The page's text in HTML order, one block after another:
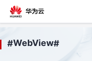
回
#WebView#